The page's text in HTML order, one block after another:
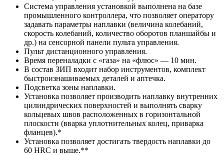
Система управления установкой выполнена на базе
промышленного контроллера, что позволяет оператору
задавать параметры наплавки (величина колебаний,
скорость колебаний, количество оборотов планшайбы и
др.) на сенсорной панели пульта управления.
Пульт дистанционного управления.
Время переналадки с «газа» на «флюс» — 10 мин.
В состав ЗИП входит набор инструментов, комплект
быстроизнашиваемых деталей и аптечка.
Подсветка зоны наплавки.
Установка позволяет производить наплавку внутренних
цилиндрических поверхностей и выполнять сварку
кольцевых швов расположенных в горизонтальной
плоскости (вварка уплотнительных колец, приварка
фланцев).*
Установка позволяет достигать твердость наплавки до
60 HRC и выше.**